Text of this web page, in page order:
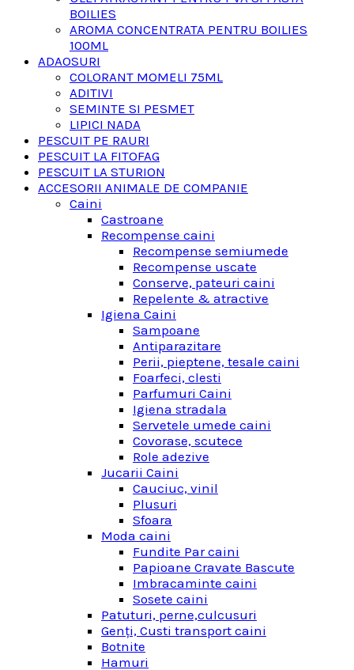
BOILIES
AROMA CONCENTRATA PENTRU BOILIES
100ML
ADAOSURI
COLORANT MOMELI 75ML
ADITIVI
SEMINTE SI PESMET
LIPICI NADA
PESCUIT PE RAURI
PESCUIT LA FITOFAG
PESCUIT LA STURION
ACCESORII ANIMALE DE COMPANIE
Caini
Castroane
Recompense caini
Recompense semiumede
Recompense uscate
Conserve, pateuri caini
Repelente & atractive
Igiena Caini
Sampoane
Antiparazitare
Perii, pieptene, tesale caini
Foarfeci, clesti
Parfumuri Caini
Igiena stradala
Servetele umede caini
Covorase, scutece
Role adezive
Jucarii Caini
Cauciuc, vinil
Plusuri
Sfoara
Moda caini
Fundite Par caini
Papioane Cravate Bascute
Imbracaminte caini
Sosete caini
Patuturi, perne,culcusuri
Genţi, Custi transport caini
Botnite
Hamuri